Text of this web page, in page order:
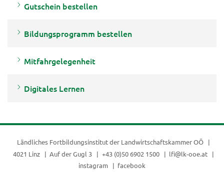
Gutschein bestellen
Bildungsprogramm bestellen
Mitfahrgelegenheit
Digitales Lernen
Ländliches Fortbildungsinstitut der Landwirtschaftskammer OÖ
4021 Linz
Auf der Gugl 3 +43 (0)50 6902 1500
lfi@lk-ooe.at
instagram
facebook